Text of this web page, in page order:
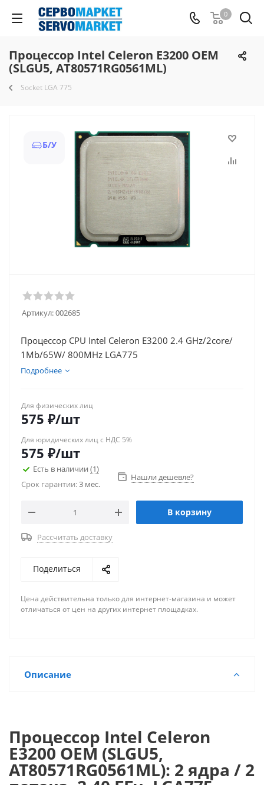
0
Процессор Intel Celeron E3200 OEM
(SLGU5, AT80571RG0561ML)
Socket LGA 775
Б/У
Артикул:002685
Процессор CPU Intel Celeron E3200 2.4 GHz/2core/
1Mb/65W/ 800MHz LGA775
Подробнее
Для физических лиц
575 ₽/шт
Для юридических лиц с НДС 5%
575 ₽/шт
Есть в наличии (1)
Срок гарантии:3 мес.
Нашли дешевле?
В корзину
Рассчитать доставку
Поделиться
Цена действительна только для интернет-магазина и может
отличаться от цен на других интернет площадках.
Описание
Процессор Intel Celeron
E3200 OEM (SLGU5,
AT80571RG0561ML): 2 ядра / 2